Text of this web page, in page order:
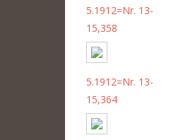
5.1912=Nr. 13-
15,358
5.1912=Nr. 13-
15,364